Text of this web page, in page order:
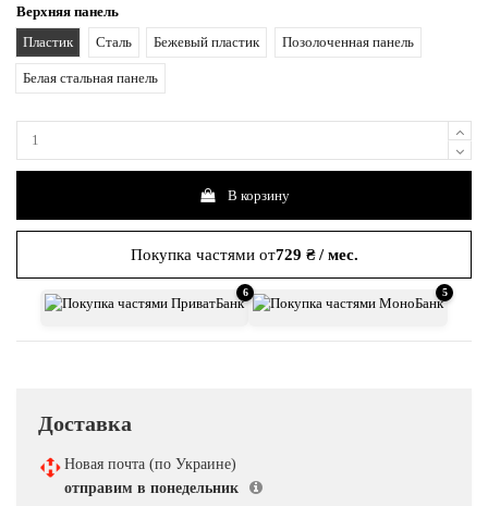
Верхняя панель
Пластик
Сталь Бежевый пластик Позолоченная панель
Белая стальная панель
В корзину
Покупка частями от729 ₴ / мес.
6 5
Доставка
Новая почта (по Украине)
отправим в понедельник